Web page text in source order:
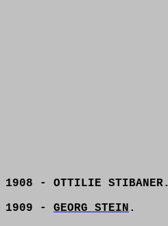
1908 - OTTILIE STIBANER.
1909 - GEORG STEIN .